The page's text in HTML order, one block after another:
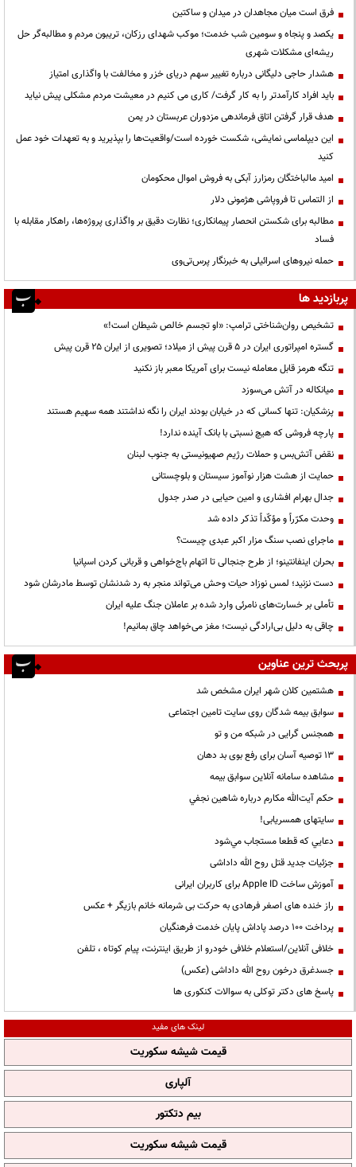
فرق است میان مجاهدان در میدان و ساکتین
یکصد و پنجاه و سومین شب خدمت؛ موکب شهدای رزکان، تریبون مردم و مطالبه‌گر حل
ریشه‌ای مشکلات شهری
هشدار حاجی دلیگانی درباره تغییر سهم دریای خزر و مخالفت با واگذاری امتیاز
باید افراد کارآمدتر را به کار گرفت/ کاری می کنیم در معیشت مردم مشکلی پیش نیاید
هدف قرار گرفتن اتاق‌ فرماندهی مزدوران عربستان در یمن
این دیپلماسی نمایشی، شکست خورده است/واقعیت‌ها را بپذیرید و به تعهدات خود عمل
کنید
امید مالباختگان رمزارز آبکی به فروش اموال محکومان
از التماس تا فروپاشی هژمونی دلار
مطالبه برای شکستن انحصار پیمانکاری؛ نظارت دقیق بر واگذاری پروژه‌ها، راهکار مقابله با
فساد
حمله نیروهای اسرائیلی به خبرنگار پرس‌تی‌وی
پربازدید ها
تشخیص روان‌شناختی ترامپ: «او تجسم خالص شیطان است!»
گستره امپراتوری ایران در ۵ قرن پیش از میلاد؛ تصویری از ایران ۲۵ قرن پیش
تنگه هرمز قابل معامله نیست برای آمریکا معبر باز نکنید
میانکاله در آتش می‌سوزد
پزشکیان: تنها کسانی که در خیابان بودند ایران را نگه نداشتند همه سهیم هستند
پارچه فروشی که هیچ نسبتی با بانک آینده ندارد!
نقض آتش‌بس و حملات رژیم صهیونیستی به جنوب لبنان
حمایت از هشت هزار نوآموز سیستان و بلوچستانی
جدال بهرام افشاری و امین حیایی در صدر جدول
وحدت مکرّراً و مؤکّداً تذکر داده شد
ماجرای نصب سنگ مزار اکبر عبدی چیست؟
بحران اینفانتینو؛ از طرح جنجالی تا اتهام باج‌خواهی و قربانی کردن اسپانیا
دست نزنید؛ لمس نوزاد حیات وحش می‌تواند منجر به رد شدنشان توسط مادرشان شود
تأملی بر خسارت‌های نامرئی وارد شده بر عاملان جنگ علیه ایران
چاقی به دلیل بی‌ارادگی نیست؛ مغز می‌خواهد چاق بمانیم!
پربحث ترین عناوین
هشتمین کلان شهر ایران مشخص شد
سوابق بیمه شدگان روی سایت تامین اجتماعی
همجنس گرایی در شبکه من و تو
13 توصیه آسان برای رفع بوی بد دهان
مشاهده سامانه آنلاين سوابق بیمه
حكم آيت‌الله مكارم درباره شاهين نجفي
سایتهای همسریابی!
دعايي كه قطعا مستجاب مي‌شود
جزئیات جدید قتل روح الله داداشی
آموزش ساخت Apple ID برای کاربران ایرانی
راز خنده های اصغر فرهادی به حرکت بی شرمانه خانم بازیگر + عکس
پرداخت ۱۰۰ درصد پاداش پایان خدمت فرهنگیان
خلافی آنلاین/استعلام خلافی خودرو از طریق اینترنت، پیام کوتاه ، تلفن
جسدغرق درخون روح الله داداشی (عکس)
پاسخ های دکتر توکلی به سوالات کنکوری ها
لینک های مفید
قیمت شیشه سکوریت
آلپاری
بیم دتکتور
قیمت شیشه سکوریت